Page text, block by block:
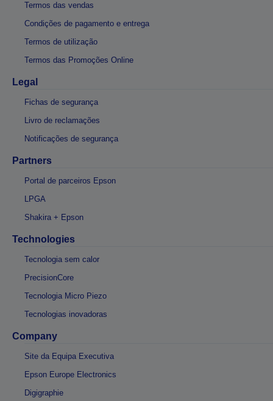
Termos das vendas
Condições de pagamento e entrega
Termos de utilização
Termos das Promoções Online
Legal
Fichas de segurança
Livro de reclamações
Notificações de segurança
Partners
Portal de parceiros Epson
LPGA
Shakira + Epson
Technologies
Tecnologia sem calor
PrecisionCore
Tecnologia Micro Piezo
Tecnologias inovadoras
Company
Site da Equipa Executiva
Epson Europe Electronics
Digigraphie